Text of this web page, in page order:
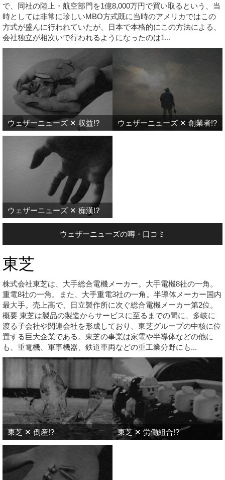
で、同社の陸上・航空部門を1億8,000万円で買い取るという、当
時としては非常に珍しいMBO方式既に当時のアメリカではこの
方式が盛んに行われていたが、日本で本格的にこの方法による、
会社独立が相次いで行われるようになったのは1...
ウェザーニューズ ✕ 収益!? ウェザーニューズ ✕ 創業者!?
ウェザーニューズ ✕ 痴漢!?
ウェザーニューズの噂・口コミ
東芝
株式会社東芝は、大手総合電機メーカー。大手電機8社の一角。
重電8社の一角。また、大手重電3社の一角。半導体メーカー国内
最大手。売上高で、日立製作所に次ぐ総合電機メーカー第2位。
概要 東芝は製品の製造からサービスに至るまでの間に、多岐に
渡る子会社や関連会社を形成しており、東芝グループの中核に位
置する巨大企業である。東芝の事業は家電や半導体などの他に
も、重電機、軍事機器、鉄道車両などの重工業分野にも...
東芝 ✕ 倒産!? 東芝 ✕ 労働組合!?